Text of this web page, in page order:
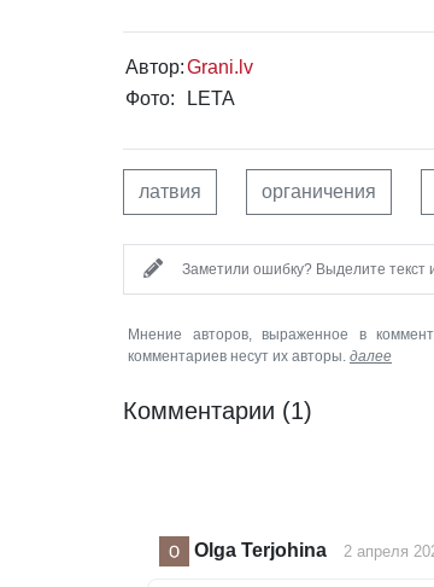
Автор:Grani.lv
Фото:
LETA
латвия органичения
Заметили ошибку? Выделите текст
Мнение авторов, выраженное в
комментариев несут их авторы. далее
Комментарии (1)
Olga Terjohina 2 апреля